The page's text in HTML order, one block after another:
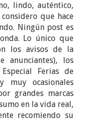
lindo, auténtico,
que hace
Ningún post es
Lo único que
los avisos de la
anunciantes), los
Ferias de
muy ocasionales
grandes marcas
en la vida real,
recomiendo su